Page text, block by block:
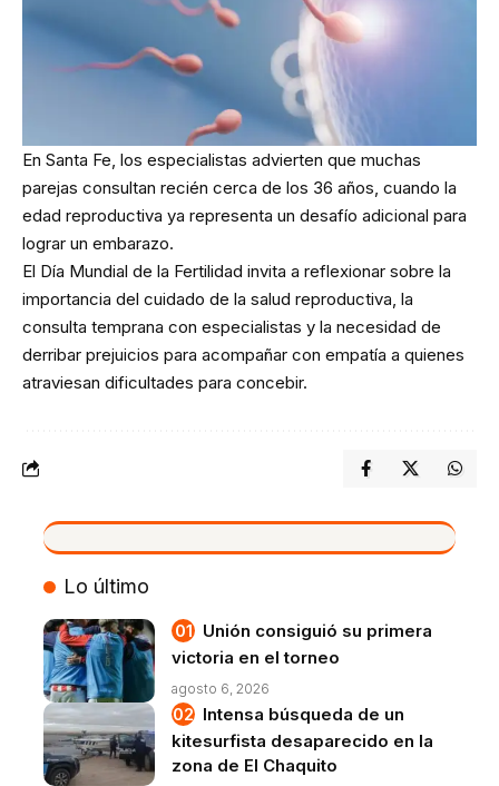
En Santa Fe, los especialistas advierten que muchas
parejas consultan recién cerca de los 36 años, cuando la
edad reproductiva ya representa un desafío adicional para
lograr un embarazo.
El Día Mundial de la Fertilidad invita a reflexionar sobre la
importancia del cuidado de la salud reproductiva, la
consulta temprana con especialistas y la necesidad de
derribar prejuicios para acompañar con empatía a quienes
atraviesan dificultades para concebir.
VIVO
Lo último
Unión consiguió su primera
victoria en el torneo
agosto 6, 2026
Intensa búsqueda de un
kitesurfista desaparecido en la
zona de El Chaquito